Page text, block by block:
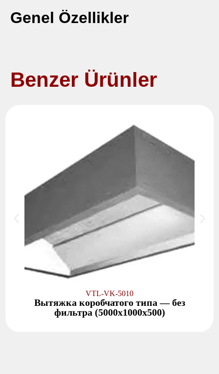
Genel Özellikler
Benzer Ürünler
VTL-VK-5010
Вытяжка коробчатого типа — без
фильтра (5000x1000x500)